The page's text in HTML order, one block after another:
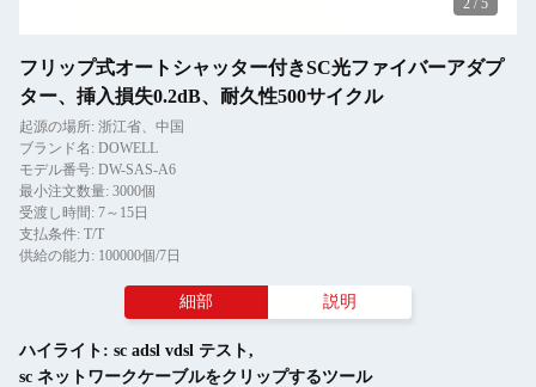
2 / 5
フリップ式オートシャッター付きSC光ファイバーアダプ
ター、挿入損失0.2dB、耐久性500サイクル
起源の場所: 浙江省、中国
ブランド名: DOWELL
モデル番号: DW-SAS-A6
最小注文数量: 3000個
受渡し時間: 7～15日
支払条件: T/T
供給の能力: 100000個/7日
細部 説明
ハイライト: sc adsl vdsl テスト,
sc ネットワークケーブルをクリップするツール